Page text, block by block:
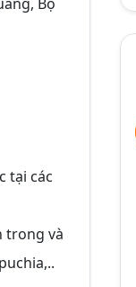
tại các
trong và